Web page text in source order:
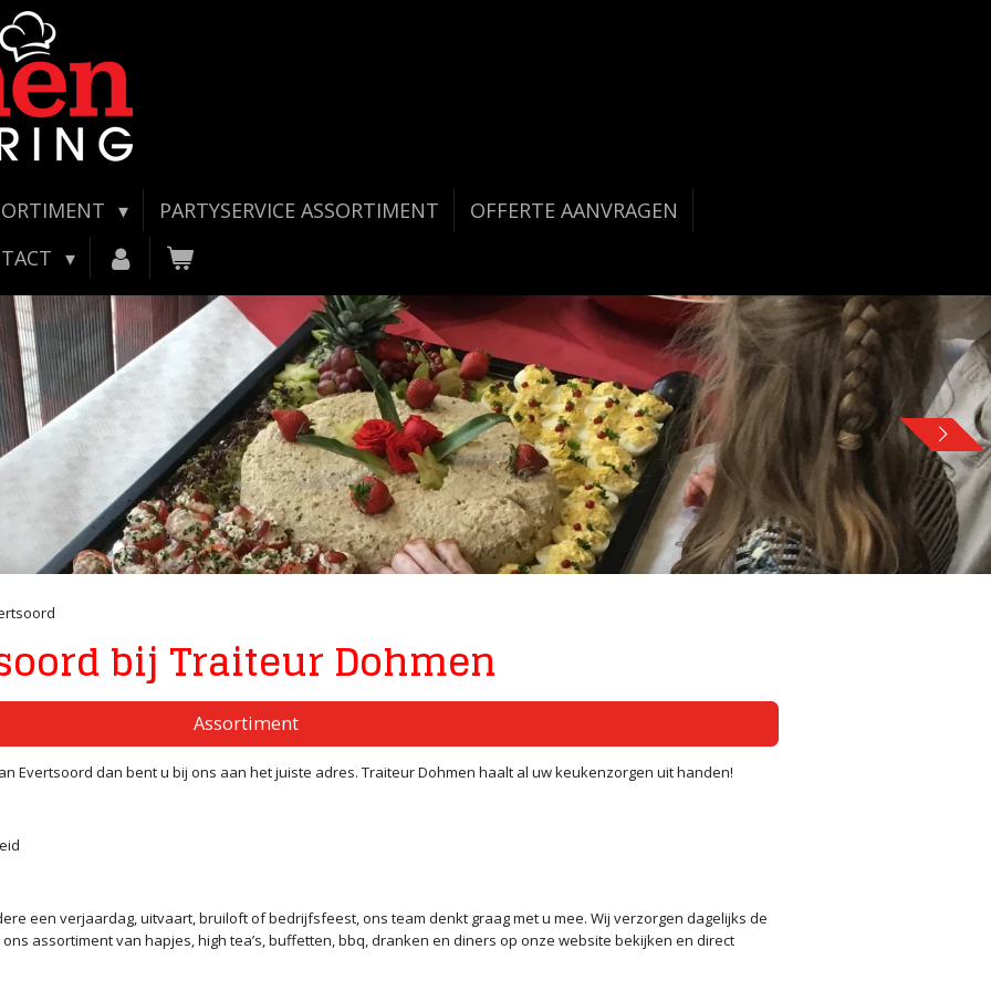
PARTYSERVICE ASSORTIMENT
OFFERTE AANVRAGEN
bij Traiteur Dohmen
Assortiment
Evertsoord dan bent u bij ons aan het juiste adres. Traiteur Dohmen haalt al uw keukenzorgen uit handen!
een verjaardag, uitvaart, bruiloft of bedrijfsfeest, ons team denkt graag met u mee. Wij verzorgen dagelijks de
assortiment van hapjes, high tea’s, buffetten, bbq, dranken en diners op onze website bekijken en direct